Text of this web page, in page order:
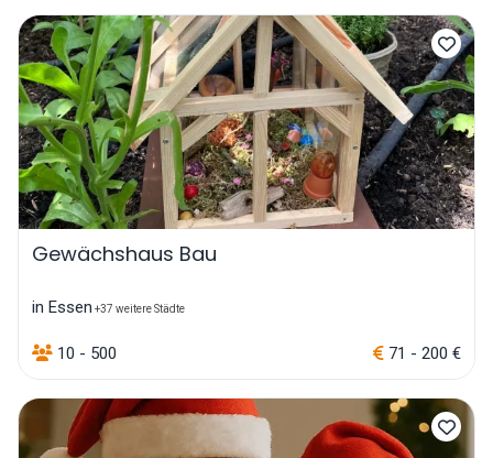
Gewächshaus Bau
in Essen +37 weitere Städte
10 - 500 71 - 200 €